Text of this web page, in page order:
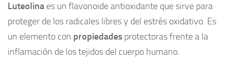
Nutrición
Otras Categorías
Acidos
Luteolina es un flavonoide antioxidante que sirve para
proteger de los radicales libres y del estrés oxidativo. Es
un elemento con propiedades protectoras frente a la
inflamación de los tejidos del cuerpo humano.